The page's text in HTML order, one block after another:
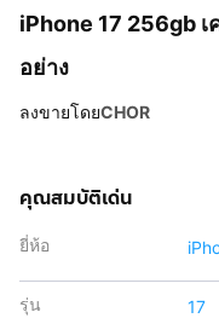
iPhone 17 256gb
อย่าง
ลงขายโดยCHOR
คุณสมบัติเด่น
ยี่ห้อ
รุ่น 17